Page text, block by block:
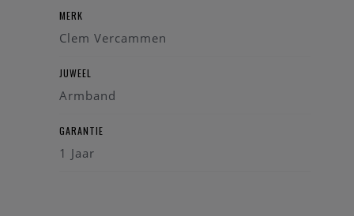
MERK
Clem Vercammen
JUWEEL
Armband
GARANTIE
1 Jaar